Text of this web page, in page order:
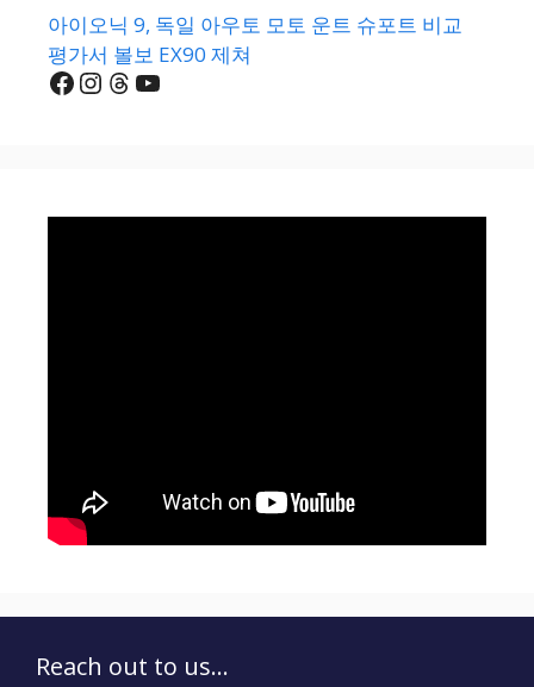
아이오닉 9, 독일 아우토 모토 운트 슈포트 비교
평가서 볼보 EX90 제쳐
Facebook
Instagram
Threads
YouTube
Reach out to us...